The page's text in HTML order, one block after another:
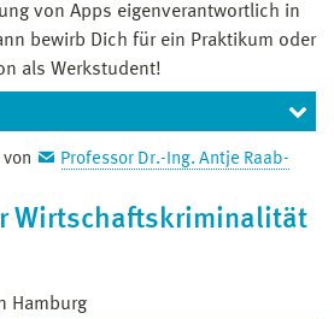
von Apps eigenverantwortlich in
bewirb Dich für ein Praktikum oder
als Werkstudent!
digitale Lösungen im
Apps.
Gesundheitsmarktes angeboten
Professor Dr.-Ing. Antje Raab-
Wirtschaftskriminalität
Hamburg